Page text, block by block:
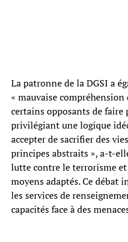
La patronne de la DGSI a
« mauvaise compréhension
certains opposants de faire
privilégiant une logique
accepter de sacrifier des
principes abstraits », a-t-
lutte contre le terrorisme
moyens adaptés. Ce débat
les services de
capacités face à des